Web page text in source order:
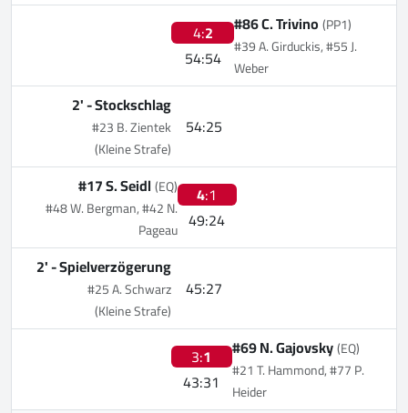
4:2
54:54
#86 C. Trivino (PP1)
#39 A. Girduckis, #55 J.
Weber
54:25
2' -Stockschlag
#23 B. Zientek
(Kleine Strafe)
4:1
49:24
#17 S. Seidl(EQ)
#48 W. Bergman, #42 N.
Pageau
45:27
2' -Spielverzögerung
#25 A. Schwarz
(Kleine Strafe)
3:1
43:31
#69 N. Gajovsky(EQ)
#21 T. Hammond, #77 P.
Heider